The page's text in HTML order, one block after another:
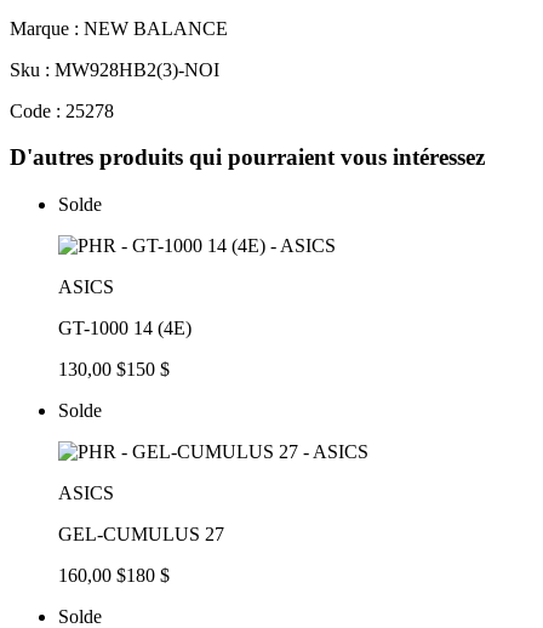
Marque : NEW BALANCE
Sku : MW928HB2(3)-NOI
Code : 25278
D'autres produits qui pourraient vous intéressez
Solde
ASICS
GT-1000 14 (4E)
130,00 $150 $
Solde
ASICS
GEL-CUMULUS 27
160,00 $180 $
Solde